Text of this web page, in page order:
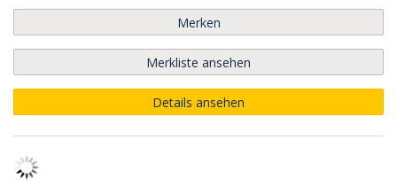
Merken
Merkliste ansehen
Details ansehen